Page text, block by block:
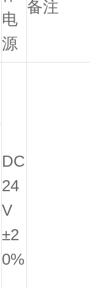
电
源
备注
DC
24
V
±2
0%